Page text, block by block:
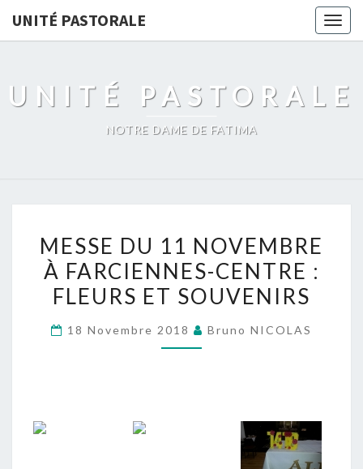
UNITÉ PASTORALE
UNITÉ PASTORALE
NOTRE DAME DE FATIMA
DU
11
NOVEMBRE
FARCIENNES-
SOUVENIRS
MESSE DU 11 NOVEMBRE
À FARCIENNES-CENTRE :
FLEURS ET SOUVENIRS
18 Novembre 2018 Bruno NICOLAS